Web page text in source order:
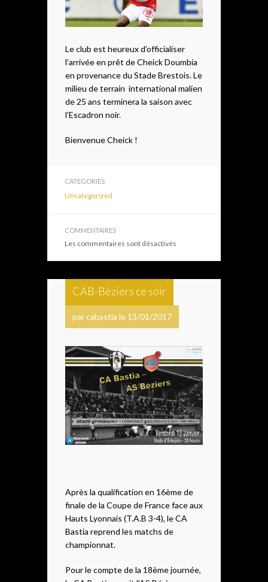
Le club est heureux d’officialiser
l’arrivée en prêt de Cheick Doumbia
en provenance du Stade Brestois. Le
milieu de terrain international malien
de 25 ans terminera la saison avec
l’Escadron noir.
Bienvenue Cheick !
CATEGORIES
Uncategorized
COMMENTAIRES
Les commentaires sont désactivés
CAB-Béziers ce soir
par cabastia le 13/01/2017
Après la qualification en 16ème de
finale de la Coupe de France face aux
Hauts Lyonnais (T.A.B 3-4), le CA
Bastia reprend les matchs de
championnat.
Pour le compte de la 18ème journée,